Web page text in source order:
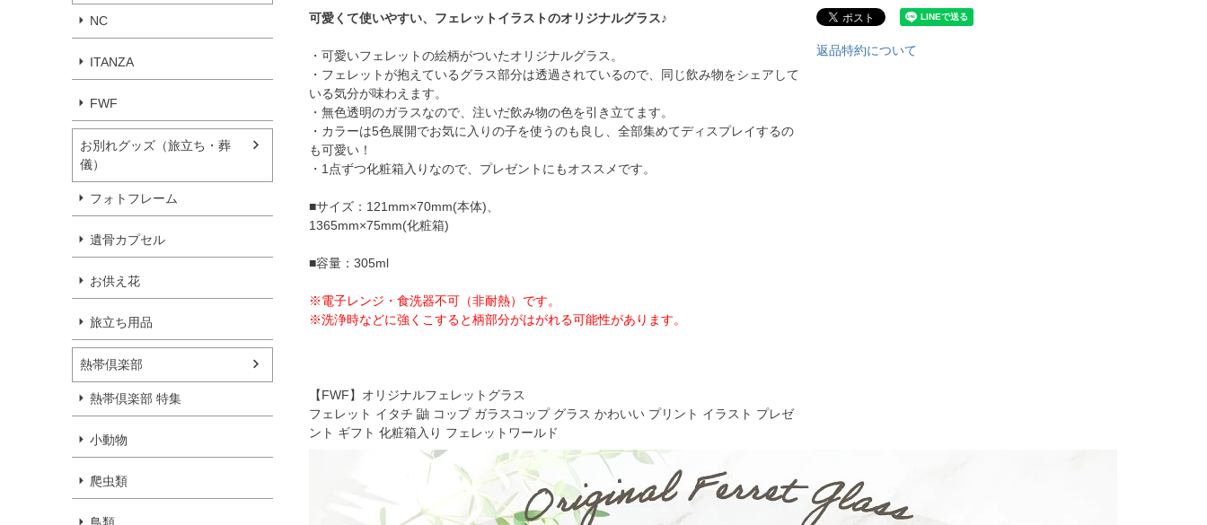
NC
ITANZA
FWF
お別れグッズ（旅立ち・葬
儀）
フォトフレーム
遺骨カプセル
お供え花
旅立ち用品
熱帯倶楽部
熱帯倶楽部 特集
小動物
爬虫類
可愛くて使いやすい、フェレットイラストのオリジナルグラス♪
・可愛いフェレットの絵柄がついたオリジナルグラス。
・フェレットが抱えているグラス部分は透過されているので、同じ飲み物をシェアして
いる気分が味わえます。
・無色透明のガラスなので、注いだ飲み物の色を引き立てます。
・カラーは5色展開でお気に入りの子を使うのも良し、全部集めてディスプレイするの
も可愛い！
・1点ずつ化粧箱入りなので、プレゼントにもオススメです。
■サイズ：121mm×70mm(本体)、
1365mm×75mm(化粧箱)
■容量：305ml
※電子レンジ・食洗器不可（非耐熱）です。
※洗浄時などに強くこすると柄部分がはがれる可能性があります。
【FWF】オリジナルフェレットグラス
フェレット イタチ 鼬 コップ ガラスコップ グラス かわいい プリント イラスト プレゼ
ント ギフト 化粧箱入り フェレットワールド
返品特約について